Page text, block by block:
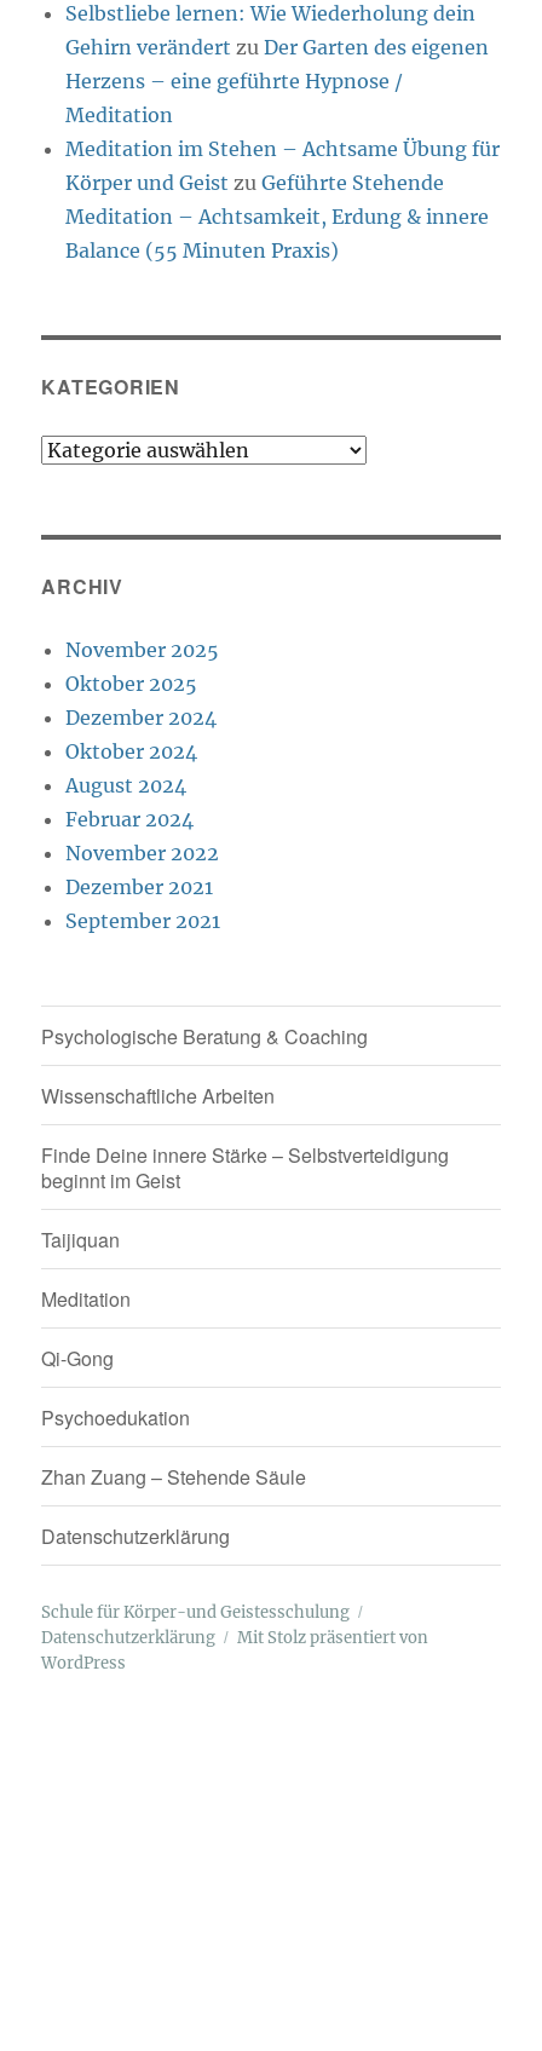
Selbstliebe lernen: Wie Wiederholung dein
Gehirn verändert zuDer Garten des eigenen
Herzens – eine geführte Hypnose /
Meditation
Meditation im Stehen – Achtsame Übung für
Körper und Geist zuGeführte Stehende
Meditation – Achtsamkeit, Erdung & innere
Balance (55 Minuten Praxis)
KATEGORIEN
Kategorien
ARCHIV
November 2025
Oktober 2025
Dezember 2024
Oktober 2024
August 2024
Februar 2024
November 2022
Dezember 2021
September 2021
Psychologische Beratung & Coaching
Wissenschaftliche Arbeiten
Finde Deine innere Stärke – Selbstverteidigung
beginnt im Geist
Taijiquan
Meditation
Qi-Gong
Psychoedukation
Zhan Zuang – Stehende Säule
Datenschutzerklärung
Schule für Körper-und Geistesschulung
Datenschutzerklärung
Mit Stolz präsentiert von
WordPress